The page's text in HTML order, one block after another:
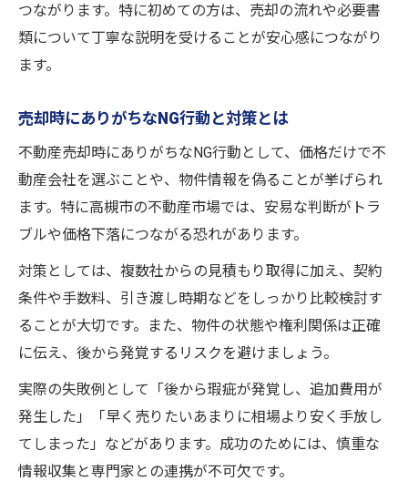
つながります。特に初めての方は、売却の流れや必要書
類について丁寧な説明を受けることが安心感につながり
ます。
売却時にありがちなNG行動と対策とは
不動産売却時にありがちなNG行動として、価格だけで不
動産会社を選ぶことや、物件情報を偽ることが挙げられ
ます。特に高槻市の不動産市場では、安易な判断がトラ
ブルや価格下落につながる恐れがあります。
対策としては、複数社からの見積もり取得に加え、契約
条件や手数料、引き渡し時期などをしっかり比較検討す
ることが大切です。また、物件の状態や権利関係は正確
に伝え、後から発覚するリスクを避けましょう。
実際の失敗例として「後から瑕疵が発覚し、追加費用が
発生した」「早く売りたいあまりに相場より安く手放し
てしまった」などがあります。成功のためには、慎重な
情報収集と専門家との連携が不可欠です。